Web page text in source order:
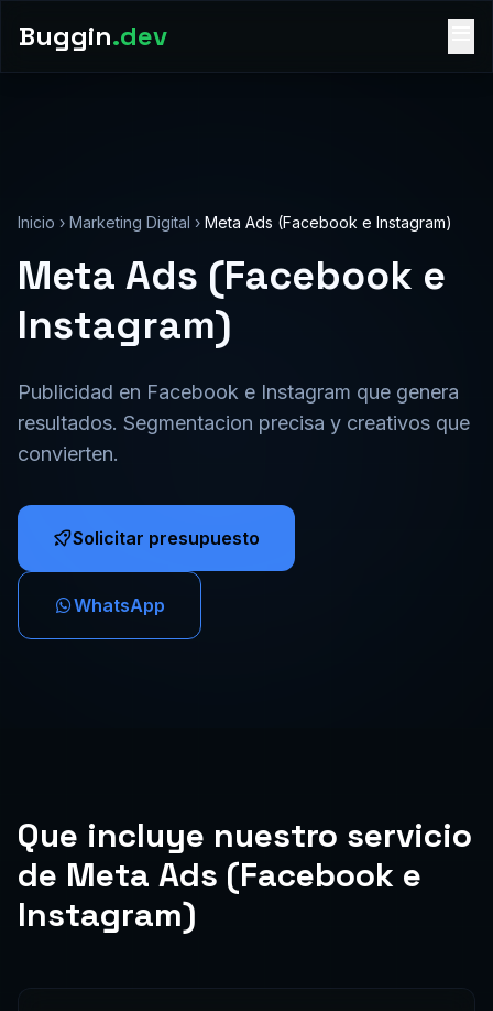
Buggin.dev
Inicio › Marketing Digital › Meta Ads (Facebook e Instagram)
Meta Ads (Facebook e
Instagram)
Publicidad en Facebook e Instagram que genera
resultados. Segmentacion precisa y creativos que
convierten.
Solicitar presupuesto
WhatsApp
Que incluye nuestro servicio
de Meta Ads (Facebook e
Instagram)